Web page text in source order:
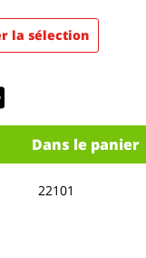
la sélection
Dans le panier
22101